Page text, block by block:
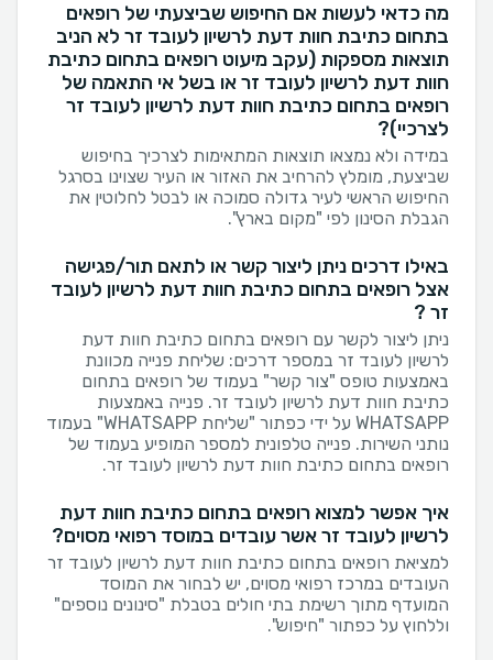
מה כדאי לעשות אם החיפוש שביצעתי של רופאים
בתחום כתיבת חוות דעת לרשיון לעובד זר לא הניב
תוצאות מספקות (עקב מיעוט רופאים בתחום כתיבת
חוות דעת לרשיון לעובד זר או בשל אי התאמה של
רופאים בתחום כתיבת חוות דעת לרשיון לעובד זר
לצרכיי)?
במידה ולא נמצאו תוצאות המתאימות לצרכיך בחיפוש
שביצעת, מומלץ להרחיב את האזור או העיר שצוינו בסרגל
החיפוש הראשי לעיר גדולה סמוכה או לבטל לחלוטין את
הגבלת הסינון לפי "מקום בארץ".
באילו דרכים ניתן ליצור קשר או לתאם תור/פגישה
אצל רופאים בתחום כתיבת חוות דעת לרשיון לעובד
זר ?
ניתן ליצור לקשר עם רופאים בתחום כתיבת חוות דעת
לרשיון לעובד זר במספר דרכים: שליחת פנייה מכוונת
באמצעות טופס "צור קשר" בעמוד של רופאים בתחום
כתיבת חוות דעת לרשיון לעובד זר. פנייה באמצעות
WHATSAPP על ידי כפתור "שליחת WHATSAPP" בעמוד
נותני השירות. פנייה טלפונית למספר המופיע בעמוד של
רופאים בתחום כתיבת חוות דעת לרשיון לעובד זר.
איך אפשר למצוא רופאים בתחום כתיבת חוות דעת
לרשיון לעובד זר אשר עובדים במוסד רפואי מסוים?
למציאת רופאים בתחום כתיבת חוות דעת לרשיון לעובד זר
העובדים במרכז רפואי מסוים, יש לבחור את המוסד
המועדף מתוך רשימת בתי חולים בטבלת "סינונים נוספים"
וללחוץ על כפתור "חיפוש".